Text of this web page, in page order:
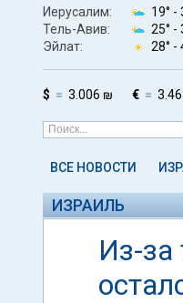
Иерусалим: 19° -
Тель-Авив:
25° -
Эйлат:
28° -
$ 3.006 ₪ €
ВСЕ НОВОСТИ
ИЗРАИЛЬ
Из-за